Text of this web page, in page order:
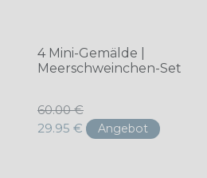
4 Mini-Gemälde |
Meerschweinchen-Set
Normaler
Preis
60.00 €
29.95 €
Angebot